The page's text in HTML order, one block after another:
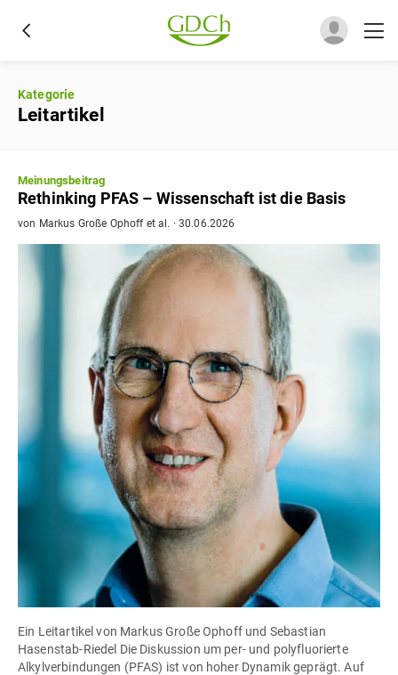
Kategorie
Leitartikel
Meinungsbeitrag
Rethinking PFAS – Wissenschaft ist die Basis
von Markus Große Ophoffet al. · 30.06.2026
Ein Leitartikel von Markus Große Ophoff und Sebastian
Hasenstab-Riedel Die Diskussion um per- und polyfluorierte
Alkylverbindungen (PFAS) ist von hoher Dynamik geprägt. Auf